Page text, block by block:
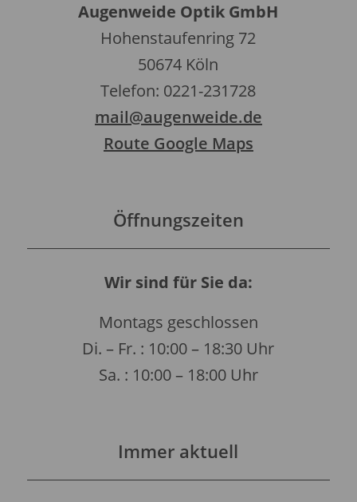
Augenweide Optik GmbH
Hohenstaufenring 72
50674 Köln
Telefon: 0221-231728
mail@augenweide.de
Route Google Maps
Öffnungszeiten
Wir sind für Sie da:
Montags geschlossen
Di. – Fr. : 10:00 – 18:30 Uhr
Sa. : 10:00 – 18:00 Uhr
Immer aktuell